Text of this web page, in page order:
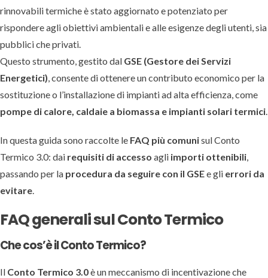
rinnovabili termiche è stato aggiornato e potenziato per
rispondere agli obiettivi ambientali e alle esigenze degli utenti, sia
pubblici che privati.
Questo strumento, gestito dal GSE (Gestore dei Servizi
Energetici) , consente di ottenere un contributo economico per la
sostituzione o l’installazione di impianti ad alta efficienza, come
pompe di calore, caldaie a biomassa e impianti solari termici.
In questa guida sono raccolte le FAQ più comunisul Conto
Termico 3.0: dai requisiti di accesso agli importi ottenibili,
passando per la procedura da seguire con il GSEe gli errori da
evitare.
FAQ generali sul Conto Termico
Che cos’è il Conto Termico?
Il Conto Termico 3.0è un meccanismo di incentivazione che